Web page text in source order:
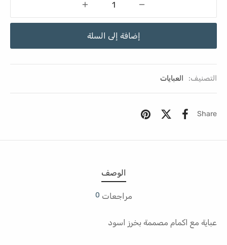
إضافة إلى السلة
التصنيف: العبايات
Share
الوصف
مراجعات 0
عباية مع اكمام مصممة بخرز اسود